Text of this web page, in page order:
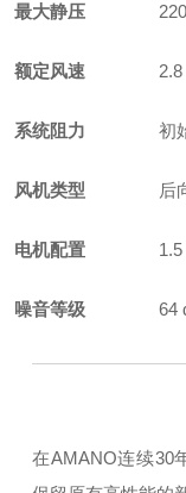
最大静压
额定风速
系统阻力 初
风机类型 后
电机配置
噪音等级 64
在AMANO连续30